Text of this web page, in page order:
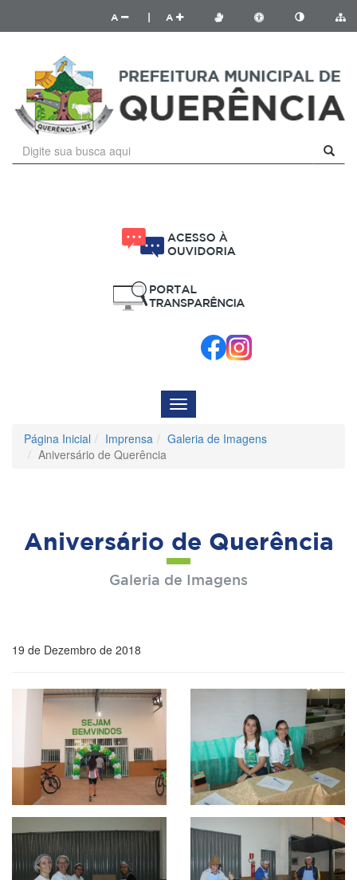
A A
Menu
de
Navegação
Página Inicial Imprensa
Galeria de Imagens
Aniversário de Querência
Aniversário de Querência
Galeria de Imagens
19 de Dezembro de 2018